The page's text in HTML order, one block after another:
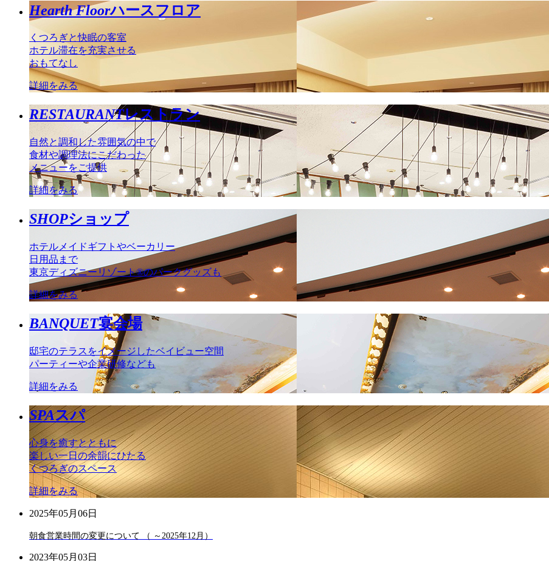
Hearth Floorハースフロア
くつろぎと快眠の客室
ホテル滞在を充実させる
おもてなし
詳細をみる
RESTAURANTレストラン
自然と調和した雰囲気の中で
食材や調理法にこだわった
メニューをご提供
詳細をみる
SHOPショップ
ホテルメイドギフトやベーカリー
日用品まで
東京ディズニーリゾート®のパークグッズも
詳細をみる
BANQUET宴会場
邸宅のテラスをイメージしたベイビュー空間
パーティーや企業研修なども
詳細をみる
SPAスパ
心身を癒すとともに
楽しい一日の余韻にひたる
くつろぎのスペース
詳細をみる
2025年05月06日
朝食営業時間の変更について （ ～2025年12月）
2023年05月03日